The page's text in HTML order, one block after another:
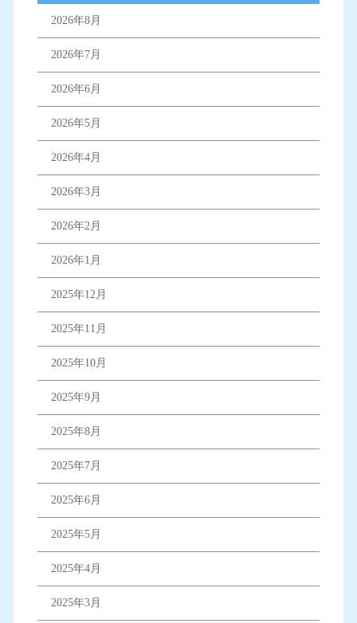
2026年8月
2026年7月
2026年6月
2026年5月
2026年4月
2026年3月
2026年2月
2026年1月
2025年12月
2025年11月
2025年10月
2025年9月
2025年8月
2025年7月
2025年6月
2025年5月
2025年4月
2025年3月